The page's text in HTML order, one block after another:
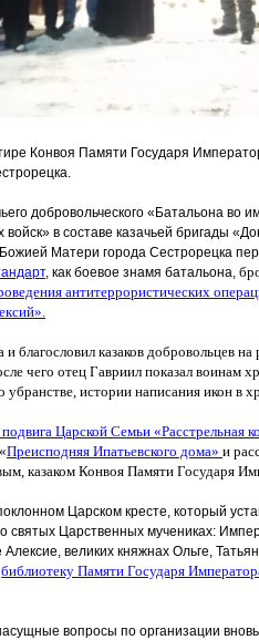
Конвоя Памяти Государя
добровольческого «Батальона во
в составе казачьей бригады
Матери города Сестрорецка
, как боевое знамя батальона,
антитеррористических
благословил казаков добровольцев
чего отец Гавриил показал воинам
убранстве, истории написания икон в
Царской Семьи «Расстрельная
«Преисподняя Ипатьевского дома» и
казаком Конвоя Памяти Государя
Царском кресте, который
о святых Царственных мучениках:
великих княжнах Ольге,
библиотеку Памяти Государя
вопросы по организации